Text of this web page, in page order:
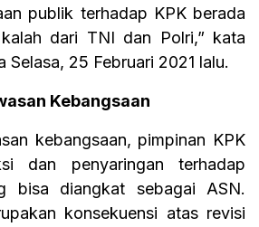
publik terhadap KPK berada
dari TNI dan Polri,” kata
Selasa, 25 Februari 2021 lalu.
Kebangsaan
kebangsaan, pimpinan KPK
dan penyaringan terhadap
bisa diangkat sebagai ASN.
konsekuensi atas revisi